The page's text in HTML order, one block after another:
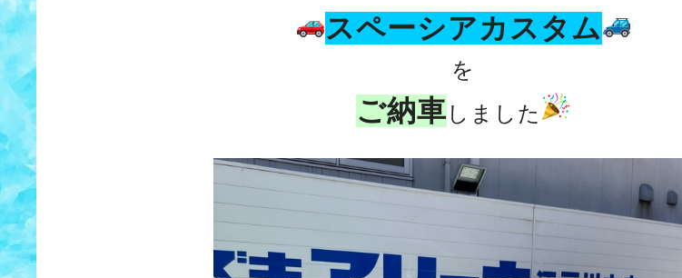
スペーシアカスタム
を
ご納車 しました